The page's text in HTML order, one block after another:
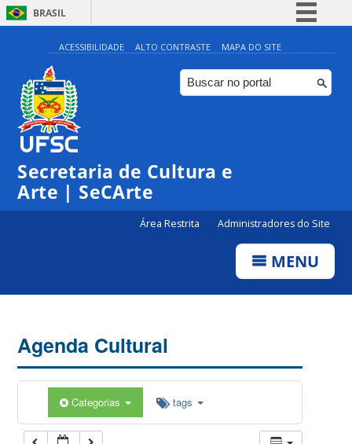
BRASIL
Simplifique!
Comunica BR
Participe
ACESSIBILIDADE ALTO CONTRASTE MAPA DO SITE
Secretaria de Cultura e
Arte | SeCArte
Área Restrita Administradores do Site
MENU
Agenda Cultural
Categorias tags
0:00
1:00
5:00
◤Edital Bolsa Cultura 2024
◤Edital | Centro de Cultura de Eventos – Externo